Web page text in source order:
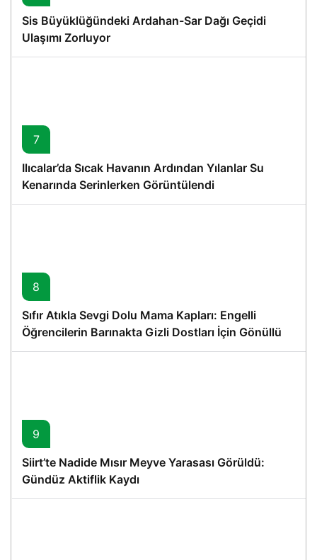
Sis Büyüklüğündeki Ardahan-Sar Dağı Geçidi
Ulaşımı Zorluyor
7
Ilıcalar’da Sıcak Havanın Ardından Yılanlar Su
Kenarında Serinlerken Görüntülendi
8
Sıfır Atıkla Sevgi Dolu Mama Kapları: Engelli
Öğrencilerin Barınakta Gizli Dostları İçin Gönüllü
Proje
9
Siirt’te Nadide Mısır Meyve Yarasası Görüldü:
Gündüz Aktiflik Kaydı